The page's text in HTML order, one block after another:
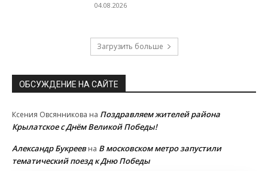
04.08.2026
Загрузить больше
ОБСУЖДЕНИЕ НА САЙТЕ
Ксения Овсянникова на Поздравляем жителей района
Крылатское с Днём Великой Победы!
Александр Букреевна В московском метро запустили
тематический поезд к Дню Победы